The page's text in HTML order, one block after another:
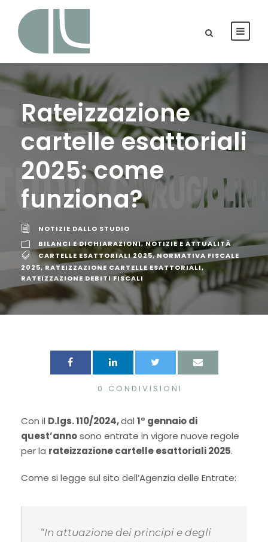
Rateizzazione
cartelle esattoriali
2025: come
funziona?
NOTIZIE DALLO STUDIO
BILANCI E DICHIARAZIONI,NOTIZIE E ATTUALITÀ
CARTELLE ESATTORIALI 2025,NORMATIVA FISCALE
2025, RATEIZZAZIONE CARTELLE ESATTORIALI,
RATEIZZAZIONE DEBITI FISCALI
0 CONDIVISIONI
Con il D.lgs.110/2024,dal 1° gennaiodi
quest’annosono entrate in vigore nuove regole
per la rateizzazione cartelle esattoriali2025.
Come si legge sul sito dell’Agenzia delle Entrate:
“In attuazione dei principi e degli